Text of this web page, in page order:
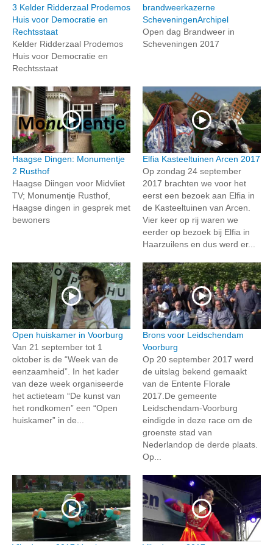
3 Kelder Ridderzaal Prodemos
Huis voor Democratie en
Rechtsstaat
Kelder Ridderzaal Prodemos
Huis voor Democratie en
Rechtsstaat
brandweerkazerne
ScheveningenArchipel
Open dag Brandweer in
Scheveningen 2017
Haagse Dingen: Monumentje
2 Rusthof
Haagse Diingen voor Midvliet
TV; Monumentje Rusthof,
Haagse dingen in gesprek met
bewoners
Elfia Kasteeltuinen Arcen 2017
Op zondag 24 september
2017 brachten we voor het
eerst een bezoek aan Elfia in
de Kasteeltuinen van Arcen.
Vier keer op rij waren we
eerder op bezoek bij Elfia in
Haarzuilens en dus werd er...
Open huiskamer in Voorburg
Van 21 september tot 1
oktober is de “Week van de
eenzaamheid”. In het kader
van deze week organiseerde
het actieteam “De kunst van
het rondkomen” een “Open
huiskamer” in de...
Brons voor Leidschendam
Voorburg
Op 20 september 2017 werd
de uitslag bekend gemaakt
van de Entente Florale
2017.De gemeente
Leidschendam-Voorburg
eindigde in deze race om de
groenste stad van
Nederlandop de derde plaats.
Op...